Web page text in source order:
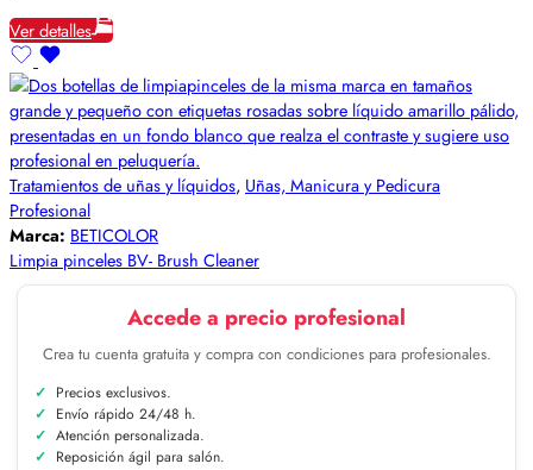
Ver detalles
Tratamientos de uñas y líquidos, Uñas, Manicura y Pedicura
Profesional
Marca: BETICOLOR
Limpia pinceles BV- Brush Cleaner
Accede a precio profesional
Crea tu cuenta gratuita y compra con condiciones para profesionales.
Precios exclusivos.
Envío rápido 24/48 h.
Atención personalizada.
Reposición ágil para salón.